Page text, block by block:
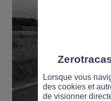
Lorsque vous
des cookies et
de visionner